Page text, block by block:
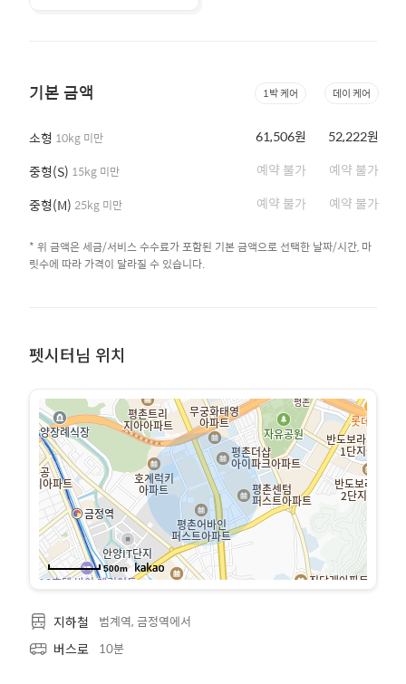
기본 금액
소형 10kg 미만
중형(S) 15kg 미만
중형(M) 25kg 미만
1박 케어
61,506원
예약 불가
예약 불가
데이 케어
52,222원
예약 불가
예약 불가
* 위 금액은 세금/서비스 수수료가 포함된 기본 금액으로 선택한 날짜/시간, 마
릿수에 따라 가격이 달라질 수 있습니다.
펫시터님 위치
500m
지하철 범계역, 금정역에서
버스로 10분